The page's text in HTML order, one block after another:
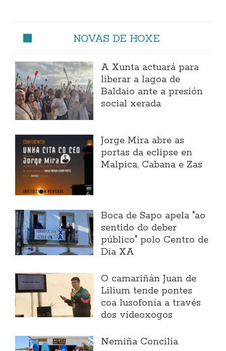
NOVAS DE HOXE
A Xunta actuará para
liberar a lagoa de
Baldaio ante a presión
social xerada
Jorge Mira abre as
portas da eclipse en
Malpica, Cabana e Zas
Boca de Sapo apela "ao
sentido do deber
público" polo Centro de
Día XA
O camariñán Juan de
Lilium tende pontes
coa lusofonía a través
dos videoxogos
Nemiña Concilia